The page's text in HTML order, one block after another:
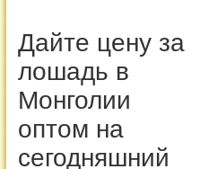
Дайте цену за
лошадь в
Монголии
оптом на
сегодняшний